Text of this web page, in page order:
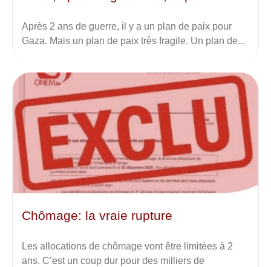
Après 2 ans de guerre, il y a un plan de paix pour
Gaza. Mais un plan de paix très fragile. Un plan de...
Chômage: la vraie rupture
Les allocations de chômage vont être limitées à 2
ans. C’est un coup dur pour des milliers de